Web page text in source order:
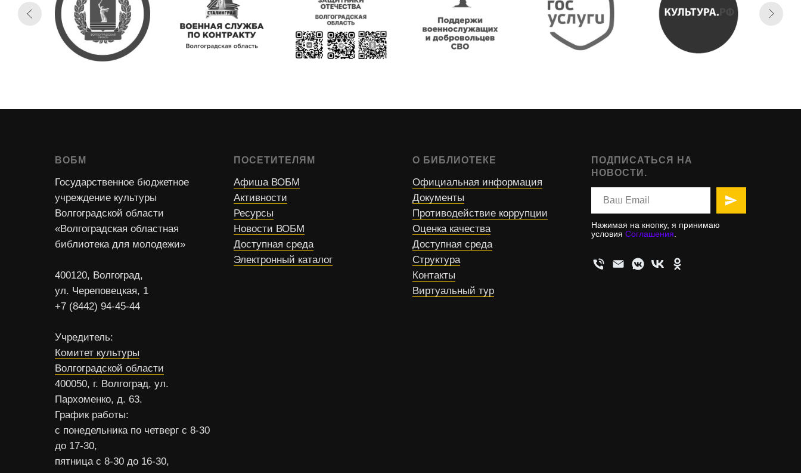
ВОБМ
Государственное бюджетное
учреждение культуры
Волгоградской области
«Волгоградская областная
библиотека для молодежи»
400120, Волгоград,
ул. Череповецкая, 1
+7 (8442) 94-45-44
Учредитель:
Комитет культуры
Волгоградской области
400050, г. Волгоград, ул.
Пархоменко, д. 63.
График работы:
с понедельника по четверг с 8-30
до 17-30,
пятница с 8-30 до 16-30,
ПОСЕТИТЕЛЯМ
Афиша ВОБМ
Активности
Ресурсы
Новости ВОБМ
Доступная среда
Электронный каталог
О БИБЛИОТЕКЕ
Официальная информация
Документы
Противодействие коррупции
Оценка качества
Доступная среда
Структура
Контакты
Виртуальный тур
ПОДПИСАТЬСЯ НА
НОВОСТИ.
Нажимая на кнопку, я принимаю
условия Соглашения